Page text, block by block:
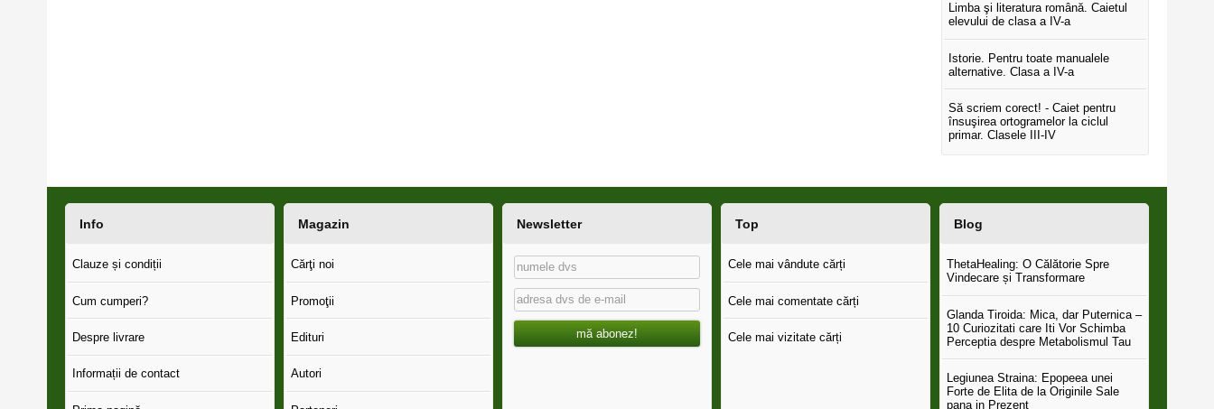
Limba şi literatura română. Caietul
elevului de clasa a IV-a
Istorie. Pentru toate manualele
alternative. Clasa a IV-a
Să scriem corect! - Caiet pentru
însuşirea ortogramelor la ciclul
primar. Clasele III-IV
Info
Clauze și condiții
Cum cumperi?
Despre livrare
Informații de contact
Magazin
Cărţi noi
Promoţii
Edituri
Autori
Newsletter
mă abonez!
Top
Cele mai vândute cărți
Cele mai comentate cărți
Cele mai vizitate cărți
Blog
ThetaHealing: O Călătorie Spre
Vindecare și Transformare
Glanda Tiroida: Mica, dar Puternica –
10 Curiozitati care Iti Vor Schimba
Perceptia despre Metabolismul Tau
Legiunea Straina: Epopeea unei
Forte de Elita de la Originile Sale
pana in Prezent